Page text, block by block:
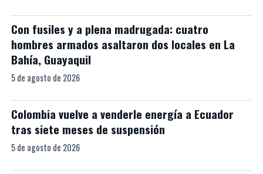
Con fusiles y a plena madrugada: cuatro
hombres armados asaltaron dos locales en La
Bahía, Guayaquil
5 de agosto de 2026
Colombia vuelve a venderle energía a Ecuador
tras siete meses de suspensión
5 de agosto de 2026